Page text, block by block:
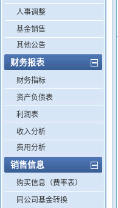
人事调整
基金销售
其他公告
财务报表
财务指标
资产负债表
利润表
收入分析
费用分析
销售信息
购买信息（费率表）
同公司基金转换